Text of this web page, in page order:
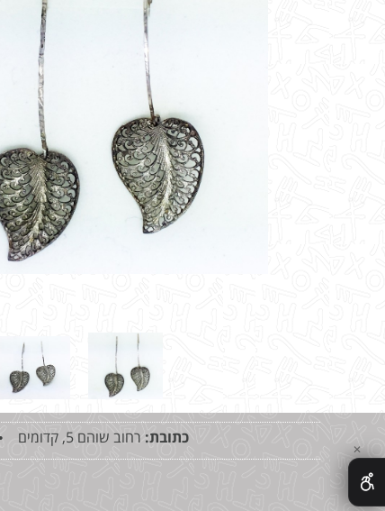
כתובת: רחוב שוהם 5, קדומים •
✕